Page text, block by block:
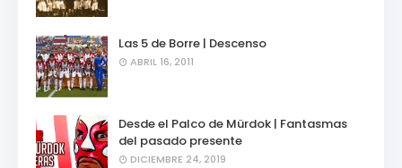
Las 5 de Borre | Descenso
ABRIL 16, 2011
Desde el Palco de Mürdok | Fantasmas
del pasado presente
DICIEMBRE 24, 2019